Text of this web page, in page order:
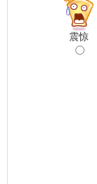
震惊